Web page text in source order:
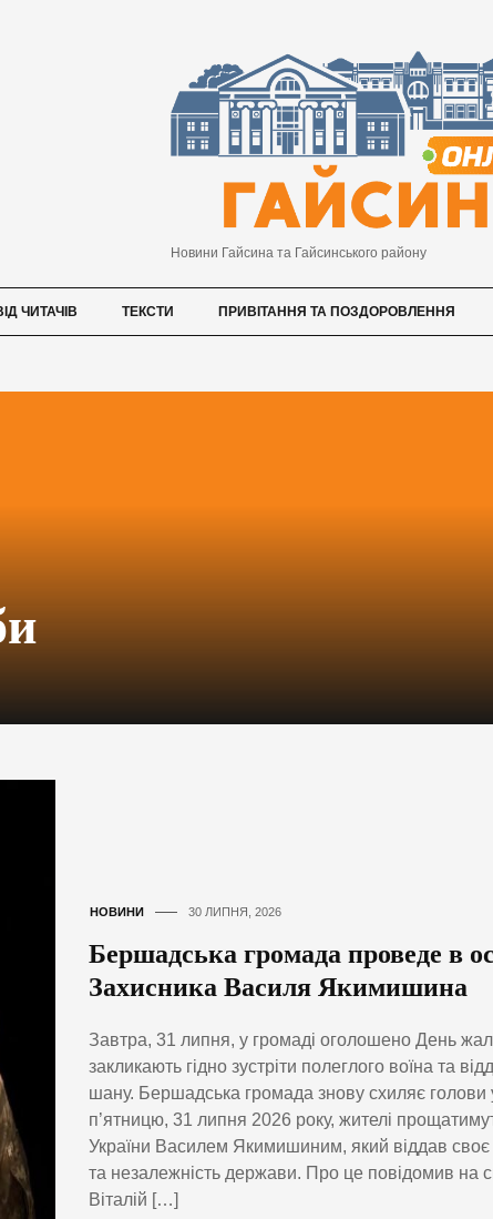
Новини Гайсина та Гайсинського району
ЧИТАЧІВ ТЕКСТИ ПРИВІТАННЯ ТА ПОЗДОРОВЛЕННЯ
НОВИНИ 30 ЛИПНЯ, 2026
Бершадська громада проведе в
Захисника Василя Якимишина
Завтра, 31 липня, у громаді оголошено День
закликають гідно зустріти полеглого воїна та
шану. Бершадська громада знову схиляє голови
п’ятницю, 31 липня 2026 року, жителі
України Василем Якимишиним, який віддав своє
та незалежність держави. Про це повідомив на
Віталій […]